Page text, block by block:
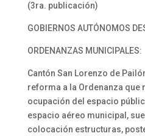
(3ra. publicación)
GOBIERNOS AUTÓNOMOS
ORDENANZAS MUNICIPALES:
Cantón San Lorenzo de
reforma a la Ordenanza que
ocupación del espacio
espacio aéreo municipal,
colocación estructuras,